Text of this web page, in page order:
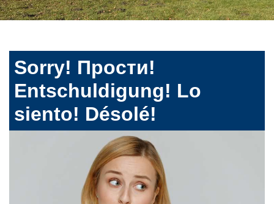
Sorry! Прости!
Entschuldigung! Lo
siento! Désolé!